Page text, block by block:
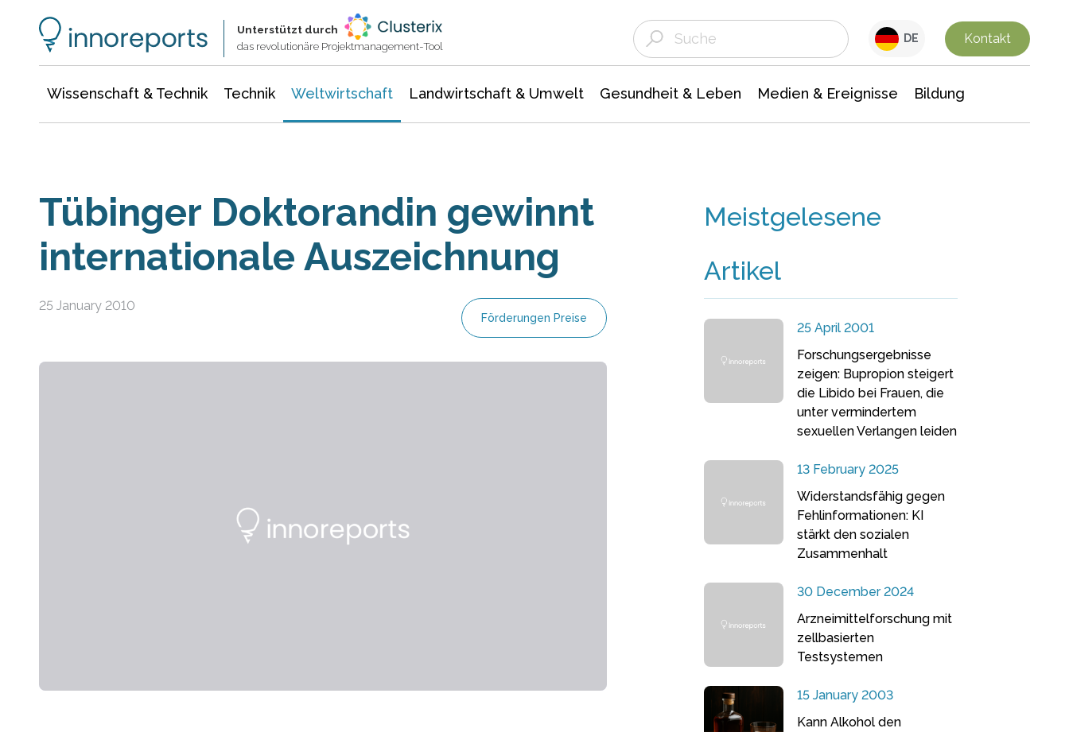
Unterstützt durch
das revolutionäre Projektmanagement-Tool
DE Kontakt
Wissenschaft & Technik Technik Weltwirtschaft Landwirtschaft & Umwelt Gesundheit & Leben Medien & Ereignisse Bildung
Tübinger Doktorandin gewinnt
internationale Auszeichnung
25 January 2010
Förderungen Preise
Meistgelesene
Artikel
25 April 2001
Forschungsergebnisse
zeigen: Bupropion steigert
die Libido bei Frauen, die
unter vermindertem
sexuellen Verlangen leiden
13 February 2025
Widerstandsfähig gegen
Fehlinformationen: KI
stärkt den sozialen
Zusammenhalt
30 December 2024
Arzneimittelforschung mit
zellbasierten
Testsystemen
15 January 2003
Kann Alkohol den